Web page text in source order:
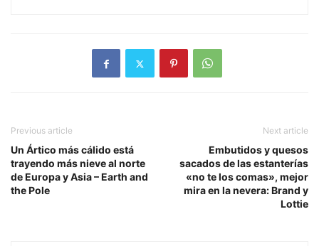
Previous article
Un Ártico más cálido está
trayendo más nieve al norte
de Europa y Asia – Earth and
the Pole
Next article
Embutidos y quesos
sacados de las estanterías
«no te los comas», mejor
mira en la nevera: Brand y
Lottie